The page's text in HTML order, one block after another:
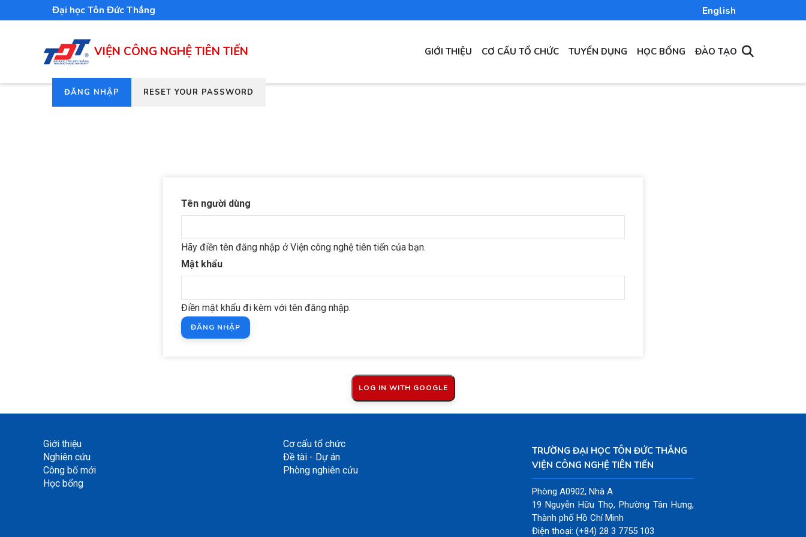
Đại học Tôn Đức Thắng English
VIỆN CÔNG NGHỆ TIÊN TIẾN
MAIN
NAVIGATION
GIỚI THIỆU CƠ CẤU TỔ CHỨC TUYỂN DỤNG HỌC BỔNG ĐÀO TẠO
Tab
chính
ĐĂNG NHẬP RESET YOUR PASSWORD
Tên người dùng
Hãy điền tên đăng nhập ở Viện công nghệ tiên tiến của bạn.
Mật khẩu
Điền mật khẩu đi kèm với tên đăng nhập.
Giới thiệu
Nghiên cứu
Công bố mới
Học bổng
Cơ cấu tổ chức
Đề tài - Dự án
Phòng nghiên cứu
TRƯỜNG ĐẠI HỌC TÔN ĐỨC THẮNG
VIỆN CÔNG NGHỆ TIÊN TIẾN
Phòng A0902, Nhà A
19 Nguyễn Hữu Thọ, Phường Tân Hưng,
Thành phố Hồ Chí Minh
Điện thoại: (+84) 28 3 7755 103